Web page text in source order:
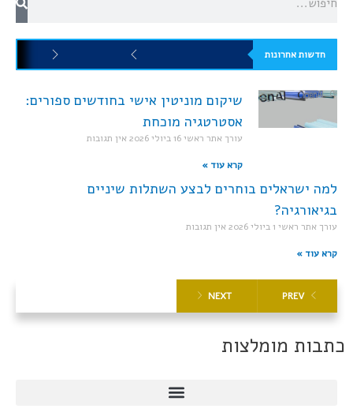
חדשות אחרונות
שיקום מוניטין אישי בחודשים ספורים:
אסטרטגיה מוכחת
עורך אתר ראשי16 ביולי 2026 אין תגובות
קרא עוד »
למה ישראלים בוחרים לבצע השתלות שיניים
בגיאורגיה?
עורך אתר ראשי1 ביולי 2026 אין תגובות
קרא עוד »
PREV
NEXT
כתבות מומלצות